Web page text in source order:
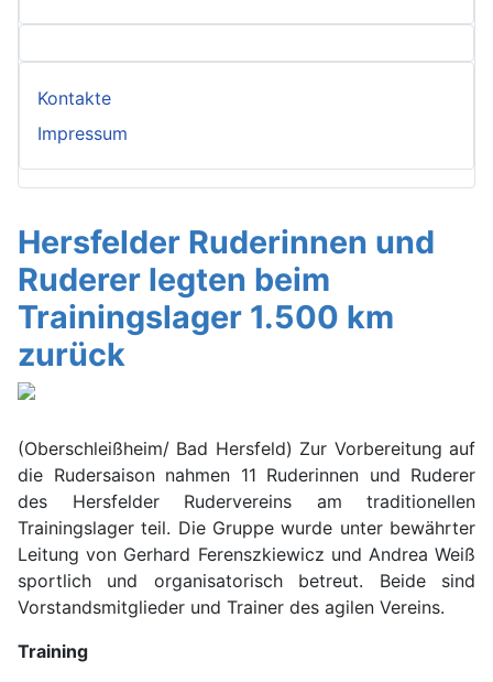
Kontakte
Impressum
Hersfelder Ruderinnen und
Ruderer legten beim
Trainingslager 1.500 km
zurück
(Oberschleißheim/ Bad Hersfeld) Zur Vorbereitung auf
die Rudersaison nahmen 11 Ruderinnen und Ruderer
des Hersfelder Rudervereins am traditionellen
Trainingslager teil. Die Gruppe wurde unter bewährter
Leitung von Gerhard Ferenszkiewicz und Andrea Weiß
sportlich und organisatorisch betreut. Beide sind
Vorstandsmitglieder und Trainer des agilen Vereins.
Training